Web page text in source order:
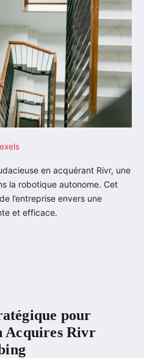
en acquérant Rivr, une
la robotique autonome. Cet
l’entreprise envers une
et efficace.
pour
Acquires Rivr